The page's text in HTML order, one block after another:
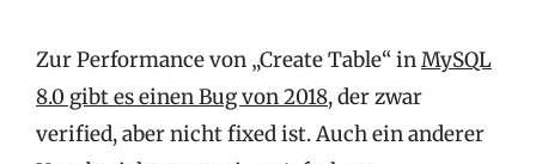
Zur Performance von „Create Table“ inMySQL
8.0 gibt es einen Bug von 2018, der zwar
verified, aber nicht fixed ist. Auch ein anderer